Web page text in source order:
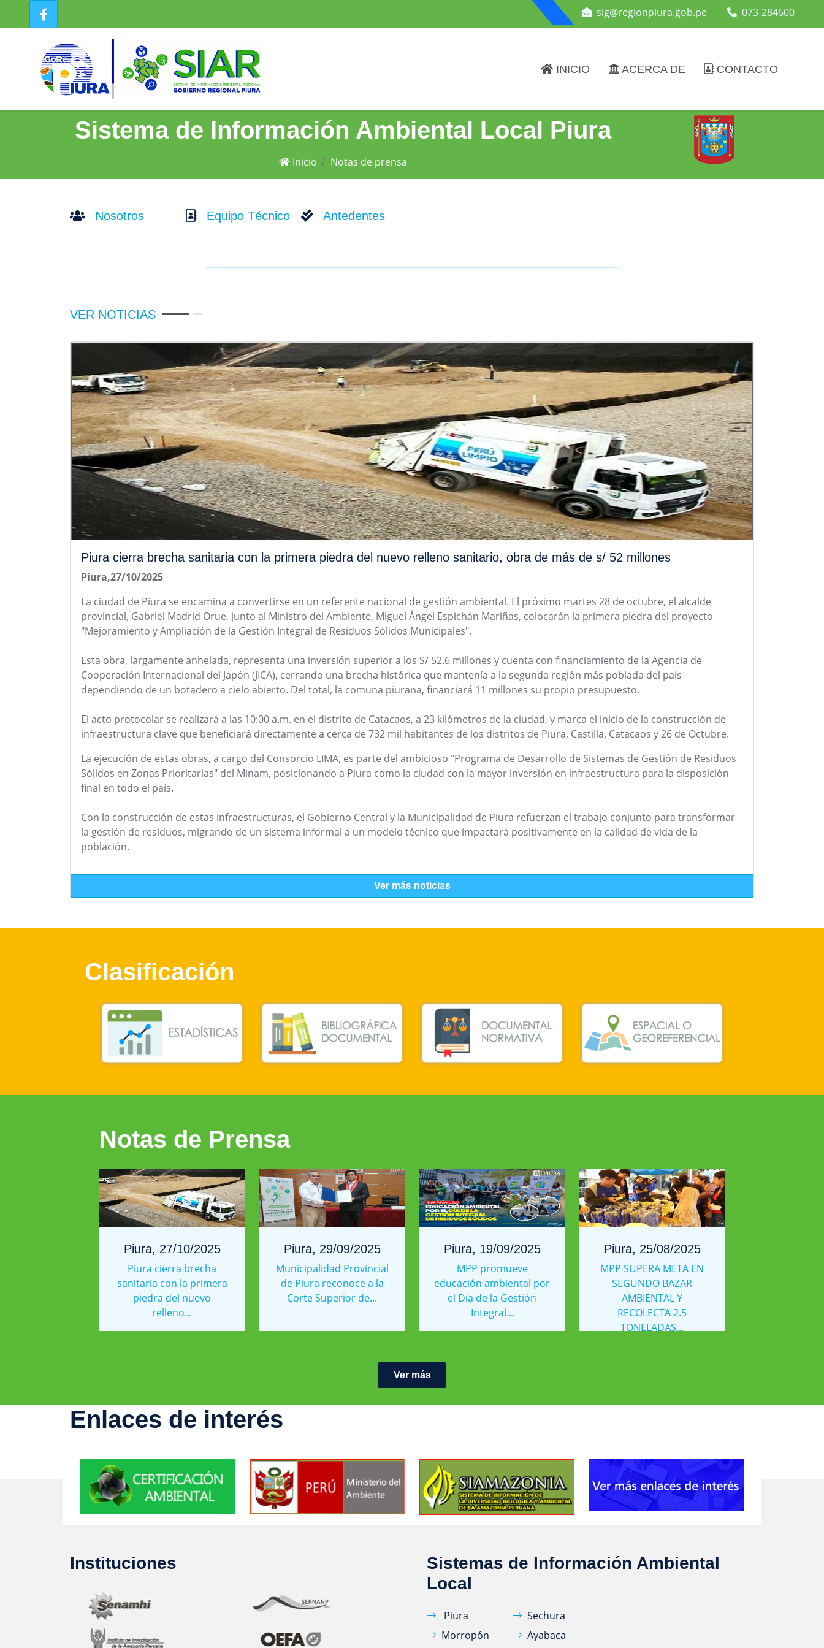
sig@regionpiura.gob.pe 073-284600
INICIO ACERCA DE CONTACTO
Sistema de Información Ambiental Local Piura
Inicio Notas de prensa
Nosotros Equipo Técnico Antedentes
VER NOTICIAS
Piura cierra brecha sanitaria con la primera piedra del nuevo relleno sanitario, obra de más de s/ 52 millones
Piura,27/10/2025
La ciudad de Piura se encamina a convertirse en un referente nacional de gestión ambiental. El próximo martes 28 de octubre, el alcalde
provincial, Gabriel Madrid Orue, junto al Ministro del Ambiente, Miguel Ángel Espichán Mariñas, colocarán la primera piedra del proyecto
"Mejoramiento y Ampliación de la Gestión Integral de Residuos Sólidos Municipales".
Esta obra, largamente anhelada, representa una inversión superior a los S/ 52.6 millones y cuenta con financiamiento de la Agencia de
Cooperación Internacional del Japón (JICA), cerrando una brecha histórica que mantenía a la segunda región más poblada del país
dependiendo de un botadero a cielo abierto. Del total, la comuna piurana, financiará 11 millones su propio presupuesto.
El acto protocolar se realizará a las 10:00 a.m. en el distrito de Catacaos, a 23 kilómetros de la ciudad, y marca el inicio de la construcción de
infraestructura clave que beneficiará directamente a cerca de 732 mil habitantes de los distritos de Piura, Castilla, Catacaos y 26 de Octubre.
La ejecución de estas obras, a cargo del Consorcio LIMA, es parte del ambicioso "Programa de Desarrollo de Sistemas de Gestión de Residuos
Sólidos en Zonas Prioritarias" del Minam, posicionando a Piura como la ciudad con la mayor inversión en infraestructura para la disposición
final en todo el país.
Con la construcción de estas infraestructuras, el Gobierno Central y la Municipalidad de Piura refuerzan el trabajo conjunto para transformar
la gestión de residuos, migrando de un sistema informal a un modelo técnico que impactará positivamente en la calidad de vida de la
población.
Ver más noticias
Clasificación
Notas de Prensa
Piura, 27/10/2025
Piura cierra brecha
sanitaria con la primera
piedra del nuevo
relleno...
Piura, 29/09/2025
Municipalidad Provincial
de Piura reconoce a la
Corte Superior de...
Piura, 19/09/2025
MPP promueve
educación ambiental por
el Día de la Gestión
Integral...
Piura, 25/08/2025
MPP SUPERA META EN
SEGUNDO BAZAR
AMBIENTAL Y
RECOLECTA 2.5
TONELADAS...
Ver más
Enlaces de interés
Instituciones
Sistemas de Información Ambiental
Local
Piura
Morropón
Sechura
Ayabaca